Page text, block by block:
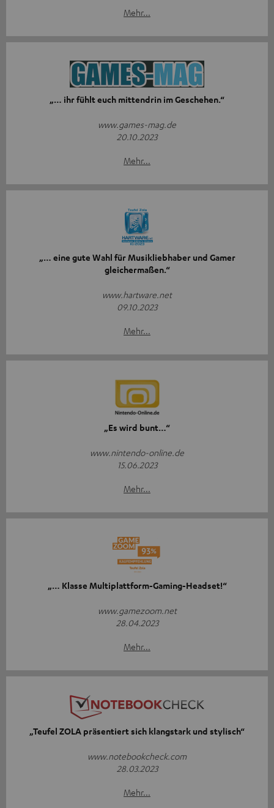
Mehr...
„… ihr fühlt euch mittendrin im Geschehen.“
www.games-mag.de
20.10.2023
Mehr...
„… eine gute Wahl für Musikliebhaber und Gamer
gleichermaßen.“
www.hartware.net
09.10.2023
Mehr...
„Es wird bunt…“
www.nintendo-online.de
15.06.2023
Mehr...
„… Klasse Multiplattform-Gaming-Headset!“
www.gamezoom.net
28.04.2023
Mehr...
„Teufel ZOLA präsentiert sich klangstark und stylisch“
www.notebookcheck.com
28.03.2023
Mehr...